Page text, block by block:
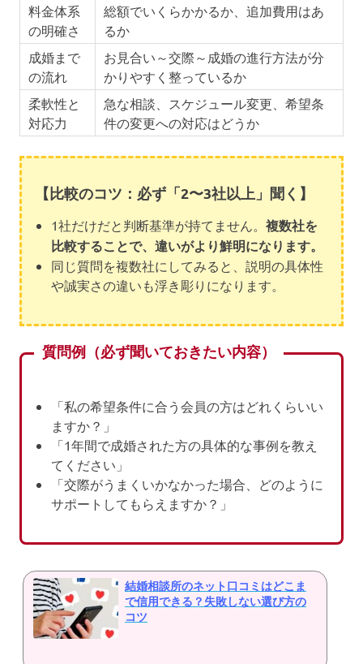
料金体系
の明確さ
総額でいくらかかるか、追加費用はあ
るか
成婚まで
の流れ
お見合い～交際～成婚の進行方法が分
かりやすく整っているか
柔軟性と
対応力
急な相談、スケジュール変更、希望条
件の変更への対応はどうか
【比較のコツ：必ず「2〜3社以上」聞く】
1社だけだと判断基準が持てません。 複数社を
比較することで、違いがより鮮明になります。
同じ質問を複数社にしてみると、説明の具体性
や誠実さの違いも浮き彫りになります。
質問例（必ず聞いておきたい内容）
「私の希望条件に合う会員の方はどれくらいい
ますか？」
「1年間で成婚された方の具体的な事例を教え
てください」
「交際がうまくいかなかった場合、どのように
サポートしてもらえますか？」
結婚相談所のネット口コミはどこま
で信用できる？失敗しない選び方の
コツ